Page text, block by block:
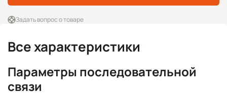
Задать вопрос о товаре
Все характеристики
Параметры последовательной
связи